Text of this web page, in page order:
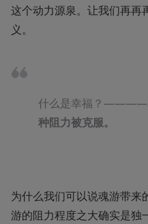
这个动力源泉。让我们再再
义。
什么是幸福？————
种阻力被克服。
为什么我们可以说魂游带
游的阻力程度之大确实是独